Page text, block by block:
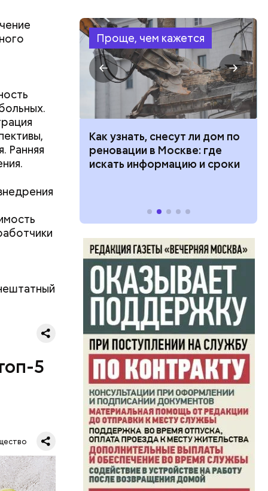
Ранняя
5
Проще, чем кажется
тысяч
при
кто может
Как узнать, снесут ли дом по
реновации в Москве: где
искать информацию и сроки